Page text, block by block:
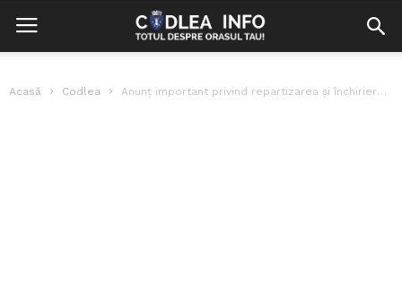
Acasă Codlea Anunț important privind repartizarea și închirierea apartamentelor din blocul de locuințe sociale